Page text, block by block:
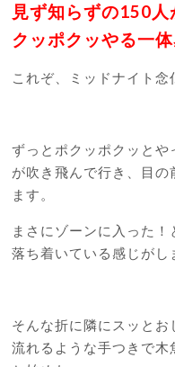
見ず知らずの150
クッポクッやる一体
これぞ、ミッドナイト念
ずっとポクッポクッとや
が吹き飛んで行き、目の
ます。
まさにゾーンに入った
落ち着いている感じがし
そんな折に隣にスッとお
流れるような手つきで木